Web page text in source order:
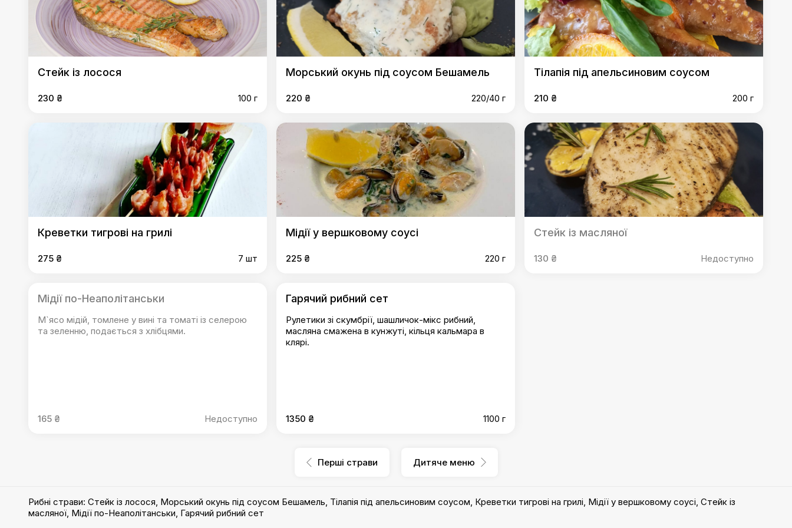
Стейк із лосося
230 ₴ 100 г
Морський окунь під соусом Бешамель
220 ₴ 220/40 г
Тілапія під апельсиновим соусом
210 ₴ 200 г
Креветки тигрові на грилі
275 ₴ 7 шт
Мідії у вершковому соусі
225 ₴ 220 г
Стейк із масляної
130 ₴ Недоступно
Мідії по-Неаполітанськи
М`ясо мідій, томлене у вині та томаті із селерою
та зеленню, подається з хлібцями.
165 ₴ Недоступно
Гарячий рибний сет
Рулетики зі скумбрії, шашличок-мікс рибний,
масляна смажена в кунжуті, кільця кальмара в
клярі.
1350 ₴ 1100 г
Перші страви Дитяче меню
Рибні страви: Стейк із лосося, Морський окунь під соусом Бешамель, Тілапія під апельсиновим соусом, Креветки тигрові на грилі, Мідії у вершковому соусі, Стейк із
масляної, Мідії по-Неаполітанськи, Гарячий рибний сет